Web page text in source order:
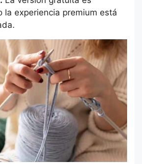
la experiencia premium está